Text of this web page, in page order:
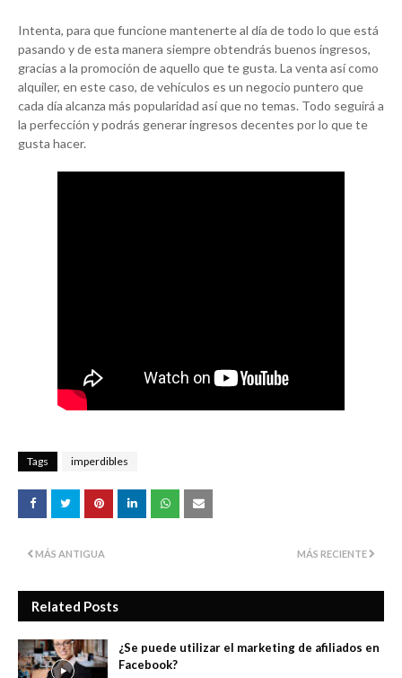
Intenta, para que funcione mantenerte al día de todo lo que está
pasando y de esta manera siempre obtendrás buenos ingresos,
gracias a la promoción de aquello que te gusta. La venta así como
alquiler, en este caso, de vehículos es un negocio puntero que
cada día alcanza más popularidad así que no temas. Todo seguirá a
la perfección y podrás generar ingresos decentes por lo que te
gusta hacer.
Tags imperdibles
MÁS RECIENTE
MÁS ANTIGUA
Related Posts
¿Se puede utilizar el marketing de afiliados en
Facebook?